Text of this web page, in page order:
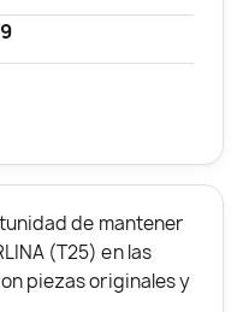
de mantener
(T25) en las
piezas originales y